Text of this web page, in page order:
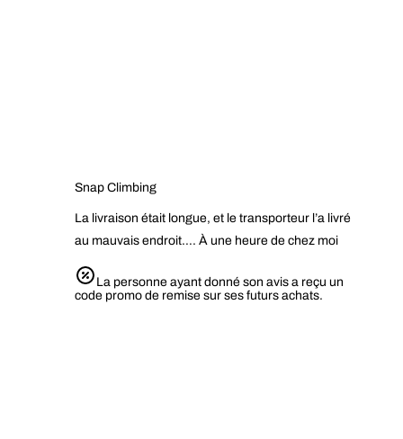
Snap Climbing
La livraison était longue, et le transporteur l’a livré
au mauvais endroit…. À une heure de chez moi
La personne ayant donné son avis a reçu un
code promo de remise sur ses futurs achats.